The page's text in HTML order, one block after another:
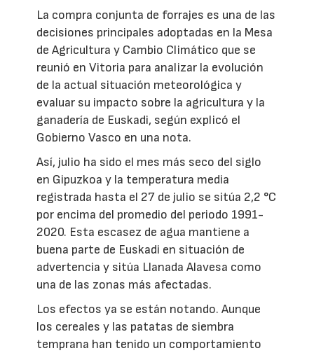
La compra conjunta de forrajes es una de las
decisiones principales adoptadas en la Mesa
de Agricultura y Cambio Climático que se
reunió en Vitoria para analizar la evolución
de la actual situación meteorológica y
evaluar su impacto sobre la agricultura y la
ganadería de Euskadi, según explicó el
Gobierno Vasco en una nota.
Así, julio ha sido el mes más seco del siglo
en Gipuzkoa y la temperatura media
registrada hasta el 27 de julio se sitúa 2,2 °C
por encima del promedio del periodo 1991-
2020. Esta escasez de agua mantiene a
buena parte de Euskadi en situación de
advertencia y sitúa Llanada Alavesa como
una de las zonas más afectadas.
Los efectos ya se están notando. Aunque
los cereales y las patatas de siembra
temprana han tenido un comportamiento